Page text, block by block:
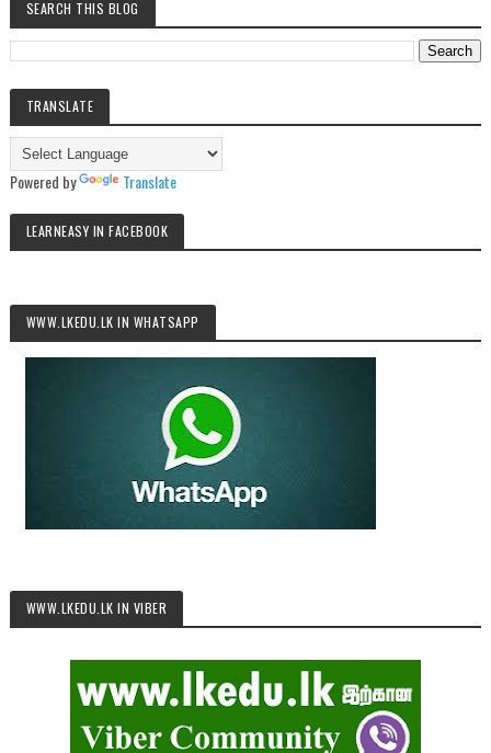
SEARCH THIS BLOG
TRANSLATE
Powered by Translate
LEARNEASY IN FACEBOOK
WWW.LKEDU.LK IN WHATSAPP
WWW.LKEDU.LK IN VIBER